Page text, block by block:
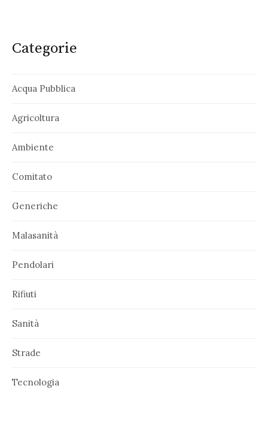
Categorie
Acqua Pubblica
Agricoltura
Ambiente
Comitato
Generiche
Malasanità
Pendolari
Rifiuti
Sanità
Strade
Tecnologia